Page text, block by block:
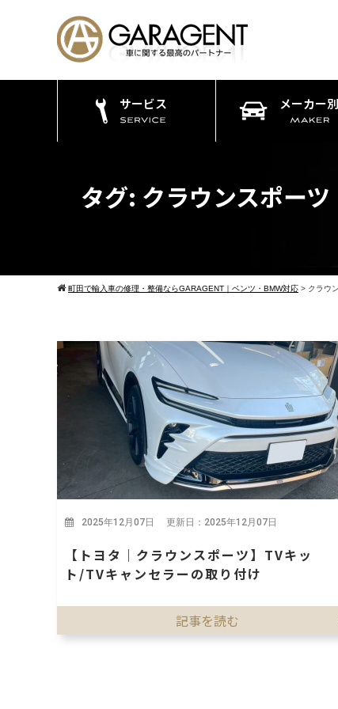
サービス メーカー別
タグ: クラウンスポーツ
町田で輸入車の修理・整備ならGARAGENT｜ベンツ・BMW対応 > クラウ
2025年12月07日 更新日：2025年12月07日
【トヨタ｜クラウンスポーツ】TVキッ
ト/TVキャンセラーの取り付け
記事を読む